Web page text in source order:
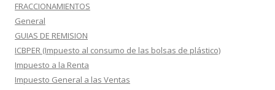
FRACCIONAMIENTOS
General
GUIAS DE REMISION
ICBPER (Impuesto al consumo de las bolsas de plástico)
Impuesto a la Renta
Impuesto General a las Ventas